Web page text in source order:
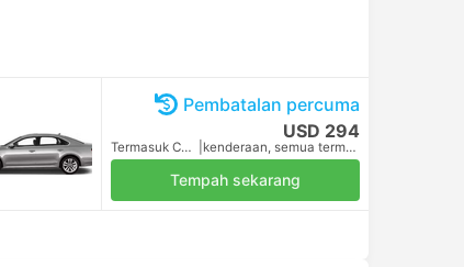
Pembatalan percuma
USD 294
Termasuk Cukai kenderaan, semua termasuk
Tempah sekarang